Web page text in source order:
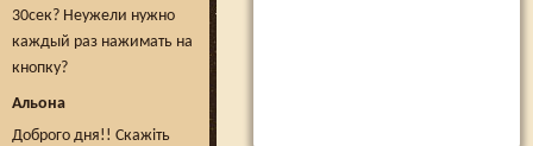
30сек? Неужели нужно
каждый раз нажимать на
кнопку?
Альона
Доброго дня!! Скажіть